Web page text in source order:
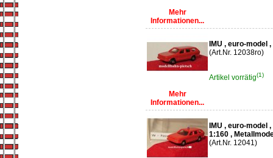
Mehr
Informationen...
Mehr
Informationen...
IMU , euro-
(Art.Nr. 12038ro)
Artikel vorrätig(1)
IMU , euro-
1:160 ,
(Art.Nr. 12041)